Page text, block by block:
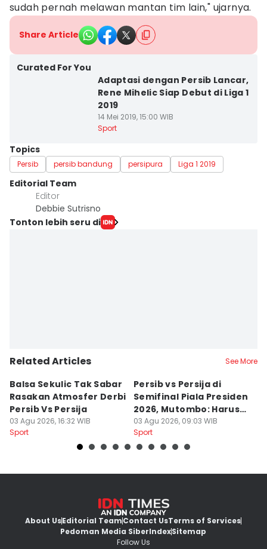
sudah pernah melawan mantan tim lain," ujarnya.
Share Article
Curated For You
Adaptasi dengan Persib Lancar,
Rene Mihelic Siap Debut di Liga 1
2019
14 Mei 2019, 15:00 WIB
Sport
Topics
Persib persib bandung persipura Liga 1 2019
Editorial Team
Editor
Debbie Sutrisno
Tonton lebih seru di
Related Articles See More
Balsa Sekulic Tak Sabar
Rasakan Atmosfer Derbi
Persib Vs Persija
03 Agu 2026, 16:32 WIB
Sport
Persib vs Persija di
Semifinal Piala Presiden
2026, Mutombo: Harus
Menang
03 Agu 2026, 09:03 WIB
Sport
About UsEditorial TeamContact UsTerms of Services
Pedoman Media SiberIndexSitemap
Follow Us